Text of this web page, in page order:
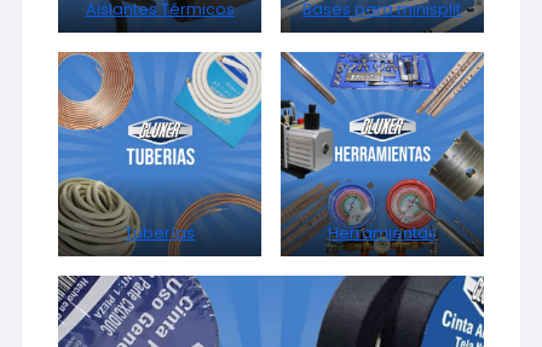
Aislantes Térmicos Bases para minisplit
Tuberías Herramientas